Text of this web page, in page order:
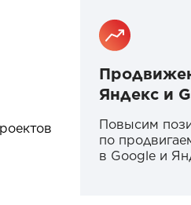
Яндекс и
Повысим
по
в Google и